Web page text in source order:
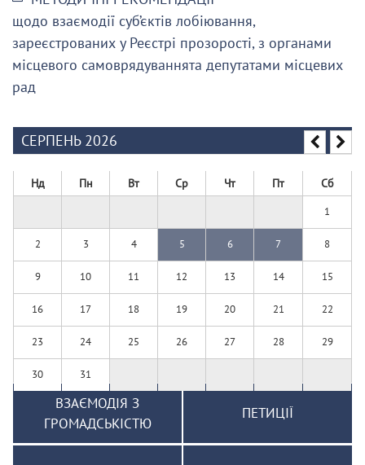
щодо взаємодії суб’єктів лобіювання,
зареєстрованих у Реєстрі прозорості, з органами
місцевого самоврядуваннята депутатами місцевих
рад
СЕРПЕНЬ 2026
Нд Пн Вт Ср Чт Пт Сб
1
2 3 4 5 6 7 8
9 10 11 12 13 14 15
16 17 18 19 20 21 22
23 24 25 26 27 28 29
30 31
ВЗАЄМОДІЯ З
ГРОМАДСЬКІСТЮ
ПЕТИЦІЇ